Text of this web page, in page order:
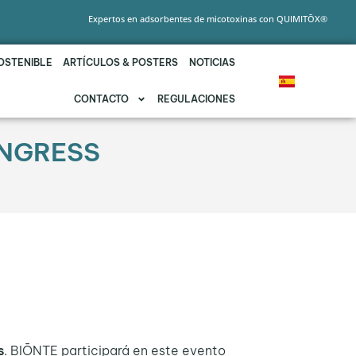
Expertos en adsorbentes de micotoxinas con QUIMITŌX®
ARTÍCULOS & POSTERS NOTICIAS
CONTACTO REGULACIONES
. BIŌNTE participará en este evento